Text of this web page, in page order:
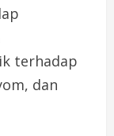
terhadap
dan